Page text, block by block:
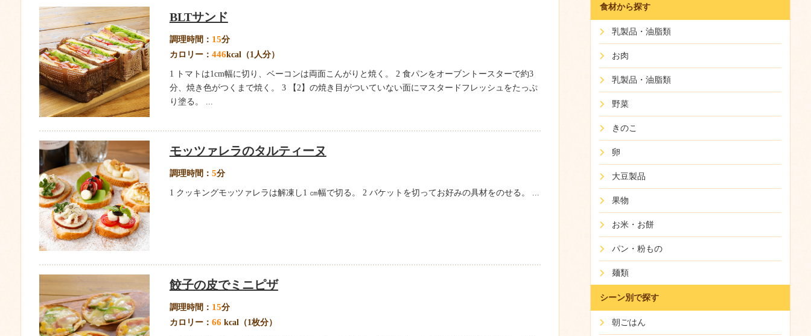
BLTサンド
調理時間： 15分
カロリー： 446kcal（1人分）
1 トマトは1cm幅に切り、ベーコンは両面こんがりと焼く。 2 食パンをオーブントースターで約3
分、焼き色がつくまで焼く。 3 【2】の焼き目がついていない面にマスタードフレッシュをたっぷ
り塗る。 ...
モッツァレラのタルティーヌ
調理時間： 5分
1 クッキングモッツァレラは解凍し1 ㎝幅で切る。 2 バケットを切ってお好みの具材をのせる。 ...
餃子の皮でミニピザ
調理時間： 15分
カロリー： 66 kcal（1枚分）
食材から探す
乳製品・油脂類
お肉
乳製品・油脂類
野菜
きのこ
卵
大豆製品
果物
お米・お餅
パン・粉もの
麺類
シーン別で探す
朝ごはん